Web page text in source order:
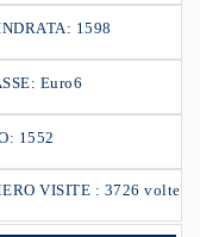
1598
Euro6
1552
VISITE : 3726 volte